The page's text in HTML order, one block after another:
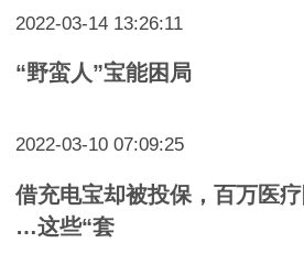
2022-03-14 13:26:11
“野蛮人”宝能困局
2022-03-10 07:09:25
借充电宝却被投保，百万医
…这些“套